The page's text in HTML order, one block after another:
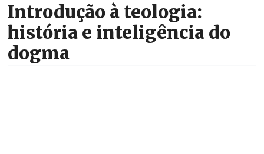
Introdução à teologia:
história e inteligência do
dogma